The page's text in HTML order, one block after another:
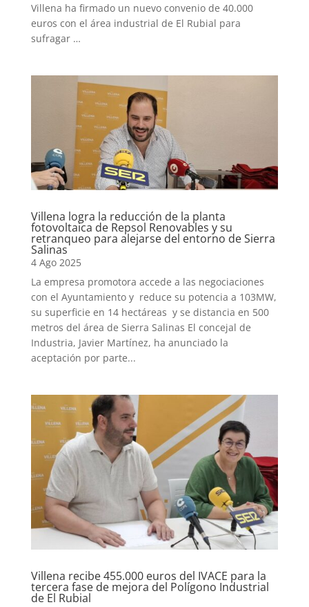
Villena ha firmado un nuevo convenio de 40.000
euros con el área industrial de El Rubial para
sufragar …
Villena logra la reducción de la planta
fotovoltaica de Repsol Renovables y su
retranqueo para alejarse del entorno de Sierra
Salinas
4 Ago 2025
La empresa promotora accede a las negociaciones
con el Ayuntamiento y reduce su potencia a 103MW,
su superficie en 14 hectáreas y se distancia en 500
metros del área de Sierra Salinas El concejal de
Industria, Javier Martínez, ha anunciado la
aceptación por parte...
Villena recibe 455.000 euros del IVACE para la
tercera fase de mejora del Polígono Industrial
de El Rubial